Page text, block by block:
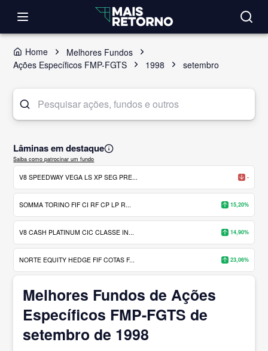
Home
Melhores Fundos
Ações Específicos FMP-FGTS
1998 setembro
Lâminas em destaque
Saiba como patrocinar um fundo
V8 SPEEDWAY VEGA LS XP SEG PRE... -
SOMMA TORINO FIF CI RF CP LP R... 15,20%
V8 CASH PLATINUM CIC CLASSE IN... 14,90%
NORTE EQUITY HEDGE FIF COTAS F... 23,06%
Melhores Fundos de Ações
Específicos FMP-FGTS de
setembro de 1998